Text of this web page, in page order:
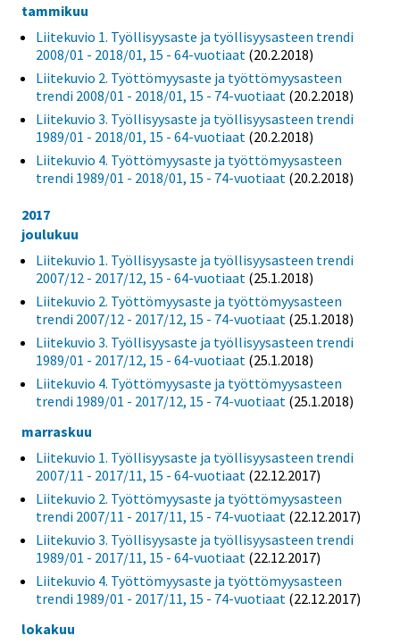
tammikuu
Liitekuvio 1. Työllisyysaste ja työllisyysasteen trendi
2008/01 - 2018/01, 15 - 64-vuotiaat (20.2.2018)
Liitekuvio 2. Työttömyysaste ja työttömyysasteen
trendi 2008/01 - 2018/01, 15 - 74-vuotiaat (20.2.2018)
Liitekuvio 3. Työllisyysaste ja työllisyysasteen trendi
1989/01 - 2018/01, 15 - 64-vuotiaat (20.2.2018)
Liitekuvio 4. Työttömyysaste ja työttömyysasteen
trendi 1989/01 - 2018/01, 15 - 74-vuotiaat (20.2.2018)
2017
joulukuu
Liitekuvio 1. Työllisyysaste ja työllisyysasteen trendi
2007/12 - 2017/12, 15 - 64-vuotiaat (25.1.2018)
Liitekuvio 2. Työttömyysaste ja työttömyysasteen
trendi 2007/12 - 2017/12, 15 - 74-vuotiaat (25.1.2018)
Liitekuvio 3. Työllisyysaste ja työllisyysasteen trendi
1989/01 - 2017/12, 15 - 64-vuotiaat (25.1.2018)
Liitekuvio 4. Työttömyysaste ja työttömyysasteen
trendi 1989/01 - 2017/12, 15 - 74-vuotiaat (25.1.2018)
marraskuu
Liitekuvio 1. Työllisyysaste ja työllisyysasteen trendi
2007/11 - 2017/11, 15 - 64-vuotiaat (22.12.2017)
Liitekuvio 2. Työttömyysaste ja työttömyysasteen
trendi 2007/11 - 2017/11, 15 - 74-vuotiaat (22.12.2017)
Liitekuvio 3. Työllisyysaste ja työllisyysasteen trendi
1989/01 - 2017/11, 15 - 64-vuotiaat (22.12.2017)
Liitekuvio 4. Työttömyysaste ja työttömyysasteen
trendi 1989/01 - 2017/11, 15 - 74-vuotiaat (22.12.2017)
lokakuu